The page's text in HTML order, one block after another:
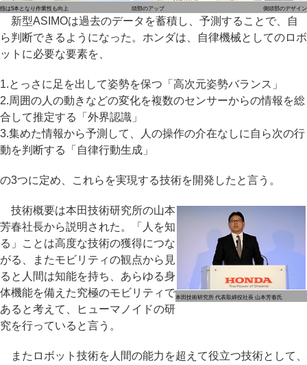
指は5本となり作業性も向上 頭部のアップ 側頭部のデザイ
新型ASIMOは過去のデータを蓄積し、予測することで、自
ら判断できるようになった。ホンダは、自律機械としてのロボ
ットに必要な要素を、
1.とっさに足を出して姿勢を保つ「高次元姿勢バランス」
2.周囲の人の動きなどの変化を複数のセンサーからの情報を総
合して推定する「外界認識」
3.集めた情報から予測して、人の操作の介在なしに自ら次の行
動を判断する「自律行動生成」
の3つに定め、これらを実現する技術を開発したと言う。
本田技術研究所 代表取締役社長 山本芳春氏
技術概要は本田技術研究所の山本
芳春社長から説明された。「人を知
る」ことは高度な技術の獲得につな
がる、またモビリティの観点から見
ると人間は知能を持ち、あらゆる身
体機能を備えた究極のモビリティで
あると考えて、ヒューマノイドの研
究を行っていると言う。
またロボット技術を人間の能力を超えて役立つ技術として、